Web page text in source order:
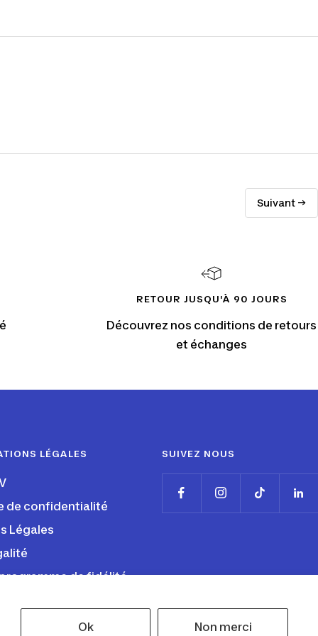
Ok Non merci
Suivant →
RETOUR JUSQU'À 90 JOURS
Découvrez nos conditions de retours
et échanges
LÉGALES
de confidentialité
Légales
de fidélité
SUIVEZ NOUS